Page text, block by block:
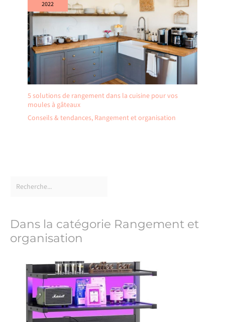
2022
5 solutions de rangement dans la cuisine pour vos
moules à gâteaux
Conseils & tendances, Rangement et organisation
Dans la catégorie Rangement et
organisation